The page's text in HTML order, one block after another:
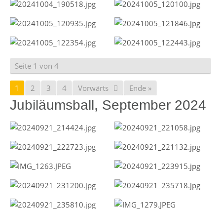
Seite 1 von 4
1 2 3 4 Vorwärts Ende »
Jubiläumsball, September 2024